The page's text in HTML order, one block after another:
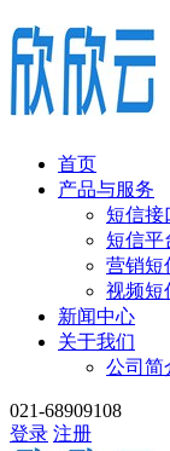
首页
产品与服务
短信接
短信平
营销短
视频短
新闻中心
关于我们
公司简
021-68909108
登录 注册